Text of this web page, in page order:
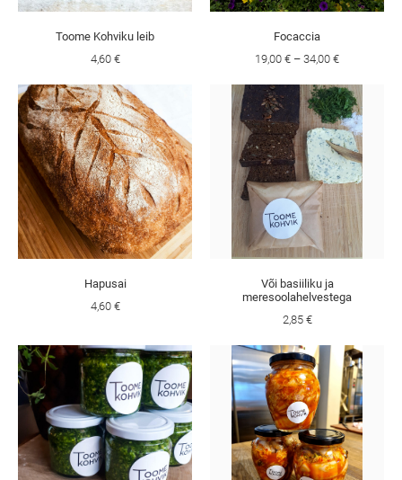
Toome Kohviku leib
4,60 €
Focaccia
19,00 € – 34,00 €
Hapusai
4,60 €
Või basiiliku ja
meresoolahelvestega
2,85 €